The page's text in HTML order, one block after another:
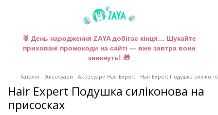
🐰 День народження ZAYA добігає кінця… Шукайте
приховані промокоди на сайті — вже завтра вони
зникнуть! 🎁
Каталог Аксесуари Аксесуари Hair Expert Hair Expert Подушка
Hair Expert Подушка силіконова на
присосках